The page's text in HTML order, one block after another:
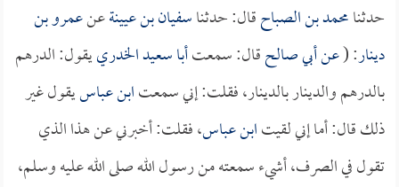
حدثنامحمد بن الصباحقال: حدثناسفيان بن عيينةعنعمرو بن
دينار: (عنأبي صالحقال: سمعتأبا سعيد الخدرييقول: الدرهم
بالدرهم والدينار بالدينار، فقلت: إني سمعتابن عباسيقول غير
ذلك قال: أما إني لقيتابن عباس، فقلت: أخبرني عن هذا الذي
تقول في الصرف، أشيء سمعته من رسول الله صلى الله عليه وسلم،